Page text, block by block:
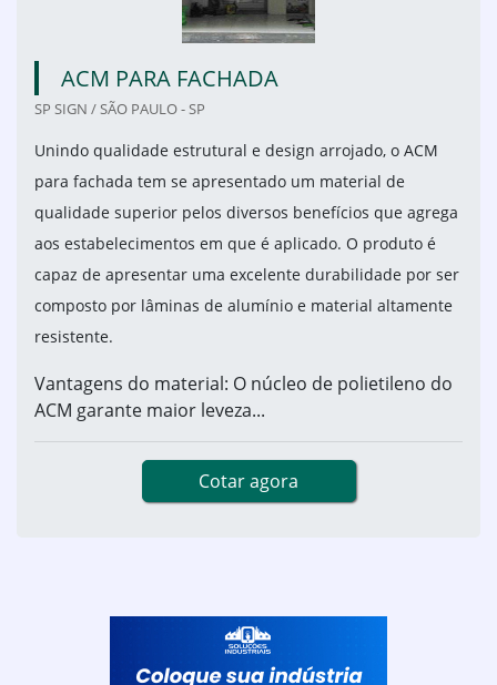
ACM PARA FACHADA
SP SIGN / SÃO PAULO - SP
Unindo qualidade estrutural e design arrojado, o ACM
para fachada tem se apresentado um material de
qualidade superior pelos diversos benefícios que agrega
aos estabelecimentos em que é aplicado. O produto é
capaz de apresentar uma excelente durabilidade por ser
composto por lâminas de alumínio e material altamente
resistente.
Vantagens do material: O núcleo de polietileno do
ACM garante maior leveza...
Cotar agora